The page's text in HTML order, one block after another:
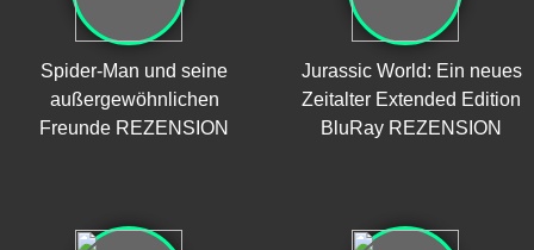
Spider-Man und seine
außergewöhnlichen
Freunde REZENSION
Jurassic World: Ein neues
Zeitalter Extended Edition
BluRay REZENSION